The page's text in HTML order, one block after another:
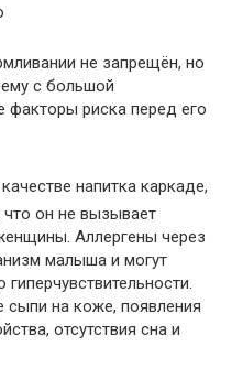
не запрещён, но
с большой
факторы риска перед его
напитка каркаде,
он не вызывает
Аллергены через
малыша и могут
сыпи на коже, появления
отсутствия сна и